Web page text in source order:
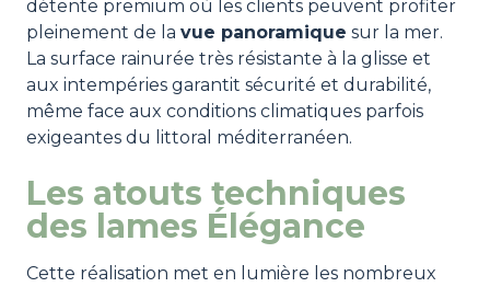
détente premium où les clients peuvent profiter
pleinement de la vue panoramique sur la mer.
La surface rainurée très résistante à la glisse et
aux intempéries garantit sécurité et durabilité,
même face aux conditions climatiques parfois
exigeantes du littoral méditerranéen.
Les atouts techniques
des lames Élégance
Cette réalisation met en lumière les nombreux